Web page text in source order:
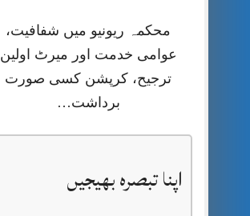
محکمہ ریونیو میں شفافیت،
عوامی خدمت اور میرٹ اولین
ترجیح، کرپشن کسی صورت
برداشت…
اپنا تبصرہ بھیجیں